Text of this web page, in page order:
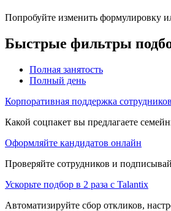
Попробуйте изменить формулировку
Быстрые фильтры
Полная занятость
Полный день
Корпоративная поддержка сотрудников
Какой соцпакет вы предлагаете
Оформляйте кандидатов онлайн
Проверяйте сотрудников и
Ускорьте подбор в 2 раза с Talantix
Автоматизируйте сбор откликов,